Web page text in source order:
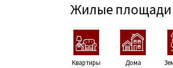
Жилые площади
Kвартиры Дома